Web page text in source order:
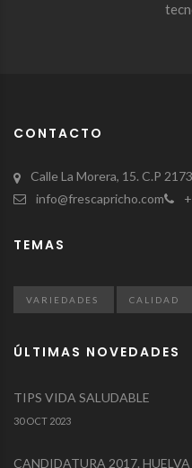
CONTACTO
Calle La Morera, 15. C.P
info@frescapricho.com
TEMAS
VARIEDADES CALIDAD
ÚLTIMAS NOVEDADES
TIPS VIDA SALUDABLE
30 OCT 2023
CANDIDATURA 2017.